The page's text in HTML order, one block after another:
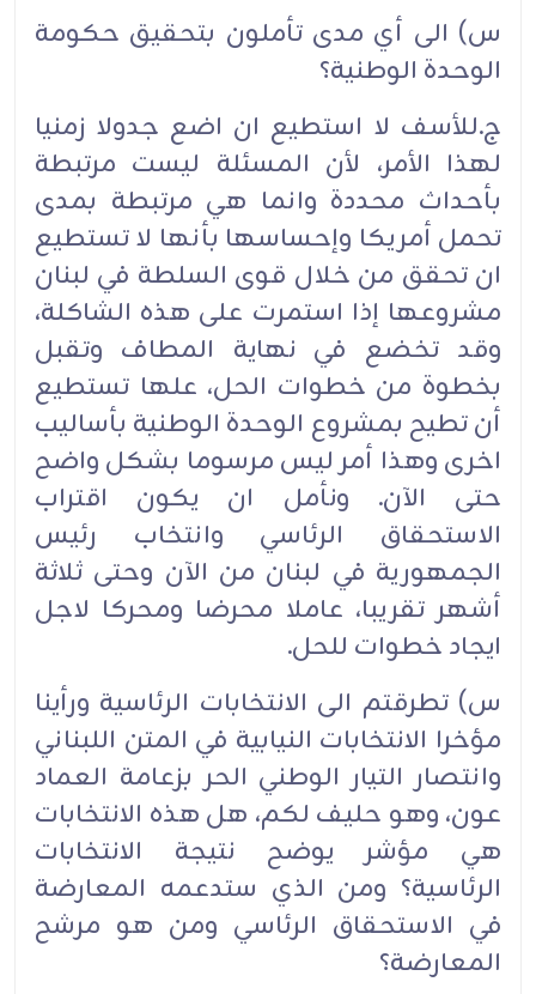
س) الى أي مدى تأملون بتحقيق حكومة
الوحدة الوطنية؟
ج.للأسف لا استطيع ان اضع جدولا زمنيا
لهذا الأمر، لأن المسئلة ليست مرتبطة
بأحداث محددة وانما هي مرتبطة بمدى
تحمل أمريكا وإحساسها بأنها لا تستطيع
ان تحقق من خلال قوى السلطة في لبنان
مشروعها إذا استمرت على هذه الشاكلة،
وقد تخضع في نهاية المطاف وتقبل
بخطوة من خطوات الحل، علها تستطيع
أن تطيح بمشروع الوحدة الوطنية بأساليب
اخرى وهذا أمر ليس مرسوما بشكل واضح
حتى الآن. ونأمل ان يكون اقتراب
الاستحقاق الرئاسي وانتخاب رئيس
الجمهورية في لبنان من الآن وحتى ثلاثة
أشهر تقريبا، عاملا محرضا ومحركا لاجل
ايجاد خطوات للحل.
س) تطرقتم الى الانتخابات الرئاسية ورأينا
مؤخرا الانتخابات النيابية في المتن اللبناني
وانتصار التيار الوطني الحر بزعامة العماد
عون، وهو حليف لكم، هل هذه الانتخابات
هي مؤشر يوضح نتيجة الانتخابات
الرئاسية؟ ومن الذي ستدعمه المعارضة
في الاستحقاق الرئاسي ومن هو مرشح
المعارضة؟